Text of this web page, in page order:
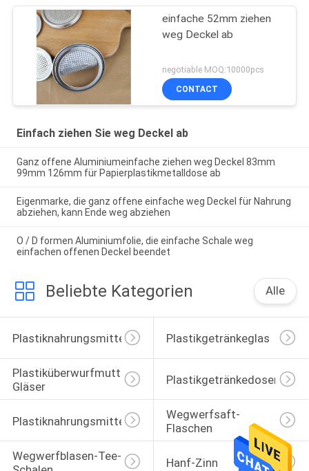
einfache 52mm ziehen
weg Deckel ab
negotiable MOQ:10000pcs
CONTACT
Einfach ziehen Sie weg Deckel ab
Ganz offene Aluminiumeinfache ziehen weg Deckel 83mm
99mm 126mm für Papierplastikmetalldose ab
Eigenmarke, die ganz offene einfache weg Deckel für Nahrung
abziehen, kann Ende weg abziehen
O / D formen Aluminiumfolie, die einfache Schale weg
einfachen offenen Deckel beendet
Beliebte Kategorien Alle
Plastiknahrungsmittelgläser Plastikgetränkeglas
Plastiküberwurfmutter-
Gläser
Plastikgetränkedosen
Plastiknahrungsmitteldosen
Wegwerfsaft-
Flaschen
Wegwerfblasen-Tee-
Hanf-Zinn